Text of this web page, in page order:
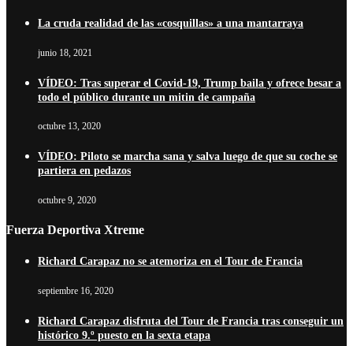
La cruda realidad de las «cosquillas» a una mantarraya
junio 18, 2021
VÍDEO: Tras superar el Covid-19, Trump baila y ofrece besar a
todo el público durante un mitin de campaña
octubre 13, 2020
VÍDEO: Piloto se marcha sana y salva luego de que su coche se
partiera en pedazos
octubre 9, 2020
Fuerza Deportiva Xtreme
Richard Carapaz no se atemoriza en el Tour de Francia
septiembre 16, 2020
Richard Carapaz disfruta del Tour de Francia tras conseguir un
histórico 9.º puesto en la sexta etapa